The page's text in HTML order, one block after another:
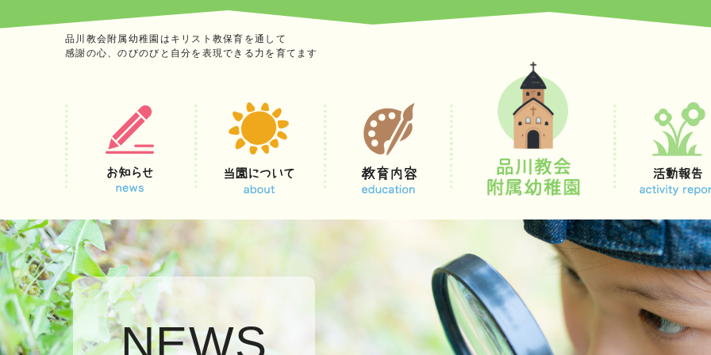
品川教会附属幼稚園はキリスト教保育を通して
感謝の心、のびのびと自分を表現できる力を育てます
NEWS